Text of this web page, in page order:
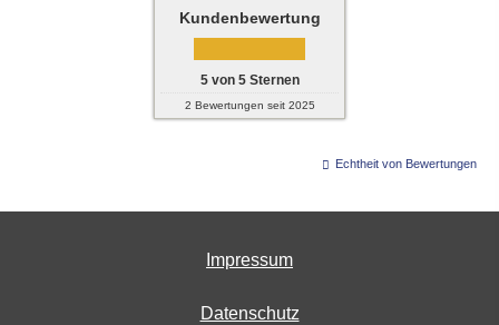
Kundenbewertung
5von 5Sternen
2 Bewertungen seit 2025
Echtheit von Bewertungen
Impressum
Datenschutz